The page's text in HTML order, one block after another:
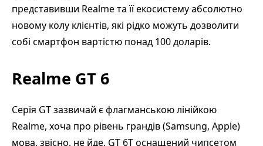
представивши Realme та її екосистему абсолютно
новому колу клієнтів, які рідко можуть дозволити
собі смартфон вартістю понад 100 доларів.
Realme GT 6
Серія GT зазвичай є флагманською лінійкою
Realme, хоча про рівень грандів (Samsung, Apple)
мова, звісно, не йде. GT 6T оснащений чипсетом